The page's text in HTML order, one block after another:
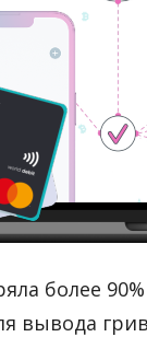
более
вывода